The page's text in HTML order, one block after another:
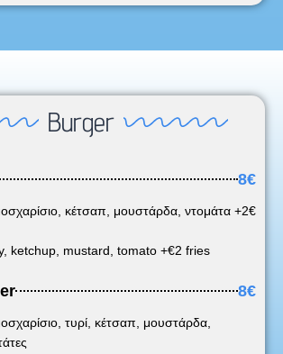
Burger
8€
κέτσαπ, μουστάρδα, ντομάτα +2€
ketchup, mustard, tomato +€2 fries
8€
τυρί, κέτσαπ, μουστάρδα,